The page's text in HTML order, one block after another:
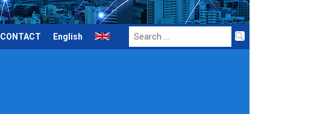
CONTACT English
Search
for: